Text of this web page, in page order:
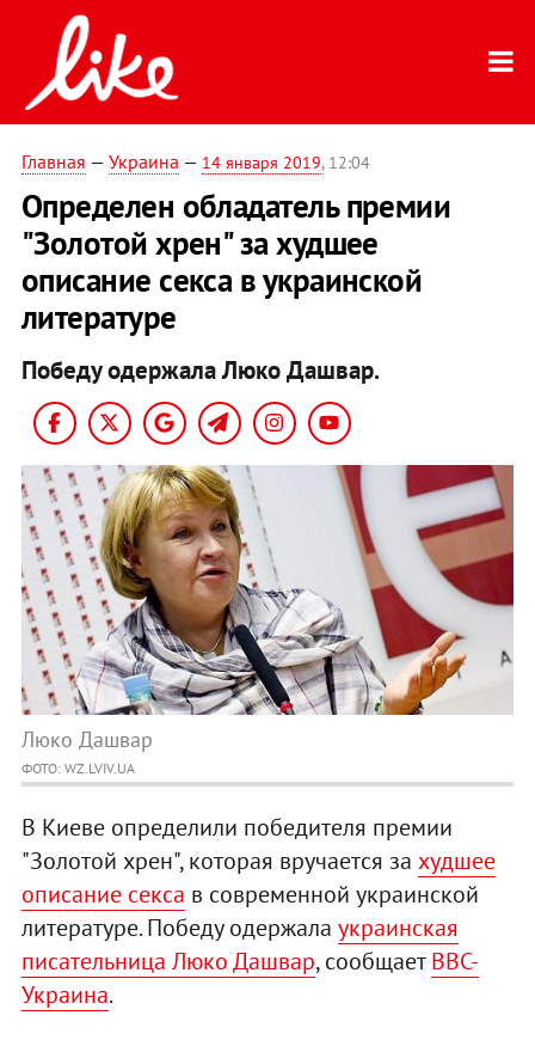
Главная — Украина — 14 января 2019, 12:04
Определен обладатель премии
"Золотой хрен" за худшее
описание секса в украинской
литературе
Победу одержала Люко Дашвар.
Люко Дашвар
ФОТО: WZ.LVIV.UA
В Киеве определили победителя премии
"Золотой хрен", которая вручается за худшее
описание секса в современной украинской
литературе. Победу одержала украинская
писательница Люко Дашвар, сообщаетBBC-
Украина.